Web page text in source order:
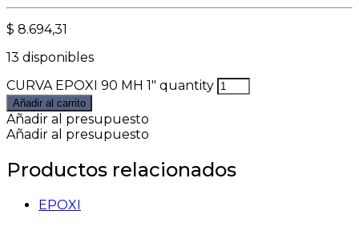
$ 8.694,31
13 disponibles
CURVA EPOXI 90 MH 1" quantity
Añadir al carrito
Añadir al presupuesto
Añadir al presupuesto
Productos relacionados
EPOXI